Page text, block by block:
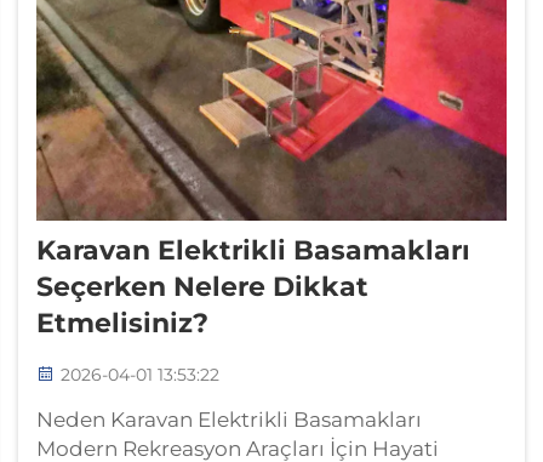
Karavan Elektrikli Basamakları
Seçerken Nelere Dikkat
Etmelisiniz?
2026-04-01 13:53:22
Neden Karavan Elektrikli Basamakları
Modern Rekreasyon Araçları İçin Hayati